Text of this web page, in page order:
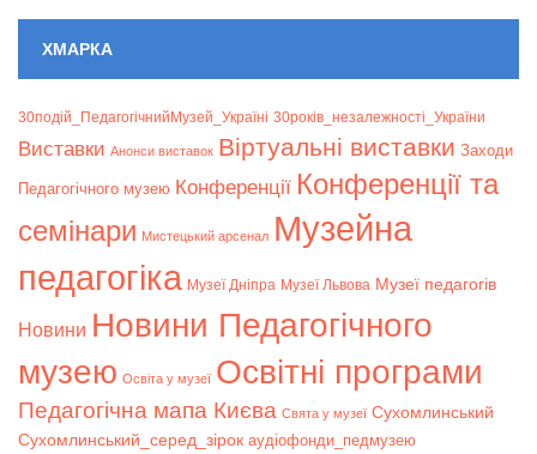
ХМАРКА
30подій_ПедагогічнийМузей_Україні 30років_незалежності_України
Bиставки Анонси виставок Віртуальні виставки Заходи
Педагогічного музею Конференції Конференції та
семінари Мистецький арсенал Музейна
педагогіка Музеї Дніпра Музеї Львова Музеї педагогів
Новини Новини Педагогічного
музею Освіта у музеї Освітні програми
Педагогічна мапа Києва Свята у музеї Сухомлинський
Сухомлинський_серед_зірок аудіофонди_педмузею